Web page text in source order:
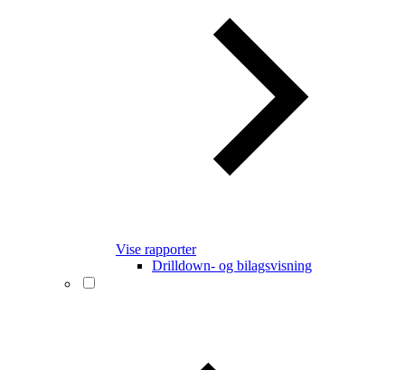
Vise rapporter
Drilldown- og bilagsvisning